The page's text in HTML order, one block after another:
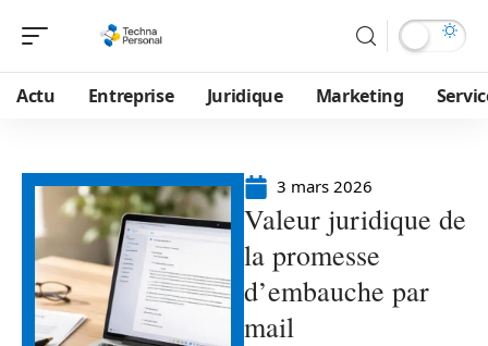
Actu Entreprise Juridique Marketing
3 mars 2026
Valeur juridique de
la promesse
d’embauche par
mail